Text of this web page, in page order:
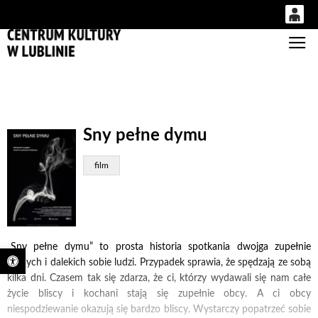
Otwórz pasek narzędzi
0,00
Sny pełne dymu
film
„Sny pełne dymu” to prosta historia spotkania dwojga zupełnie
różnych i dalekich sobie ludzi. Przypadek sprawia, że spędzają ze sobą
kilka dni. Czasem tak się zdarza, że ci, którzy wydawali się nam całe
życie bliscy i kochani stają się zupełnie obcy. A ci obcy
niespodziewanie okazują się bardzo bliscy. Wystarczy popatrzeć sobie